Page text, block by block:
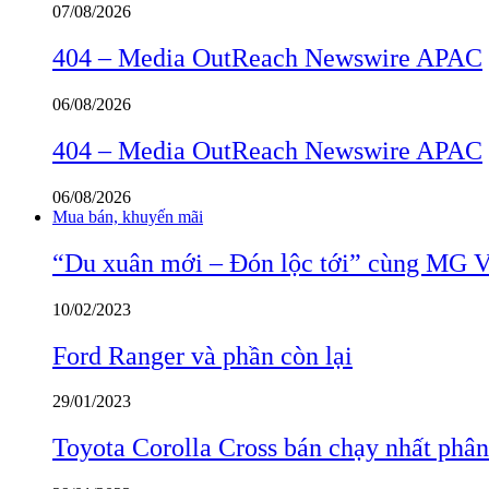
07/08/2026
404 – Media OutReach Newswire APAC
06/08/2026
404 – Media OutReach Newswire APAC
06/08/2026
Mua bán, khuyến mãi
“Du xuân mới – Đón lộc tới” cùng MG
10/02/2023
Ford Ranger và phần còn lại
29/01/2023
Toyota Corolla Cross bán chạy nhất